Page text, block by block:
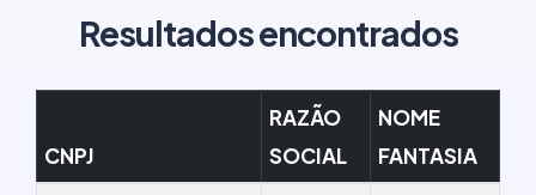
Resultados encontrados
CNPJ
RAZÃO
SOCIAL
NOME
FANTASIA